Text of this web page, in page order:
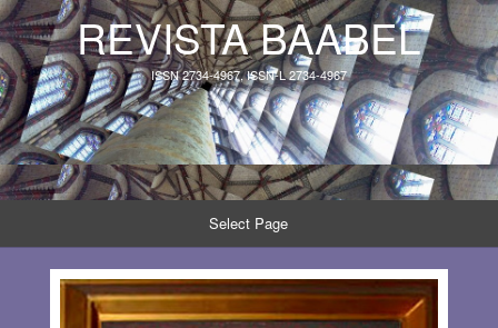
REVISTA BAABEL
ISSN 2734-4967, ISSN-L 2734-4967
Select Page